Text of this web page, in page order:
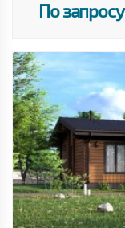
По запросу